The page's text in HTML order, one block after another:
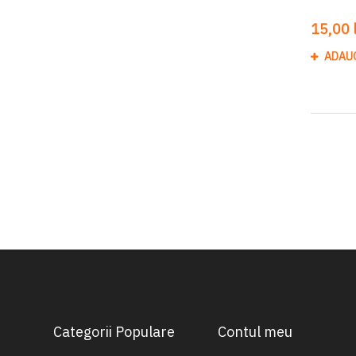
15,00
Categorii Populare Contul meu